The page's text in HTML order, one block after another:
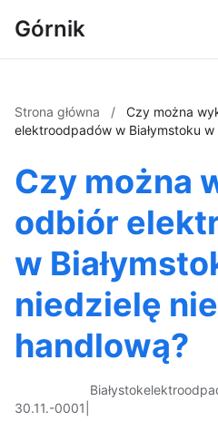
Górnik
Strona główna /
Czy można
elektroodpadów w Białymstoku
Czy można
odbiór
w
niedzielę nie
handlową?
30.11.-0001
Białystok